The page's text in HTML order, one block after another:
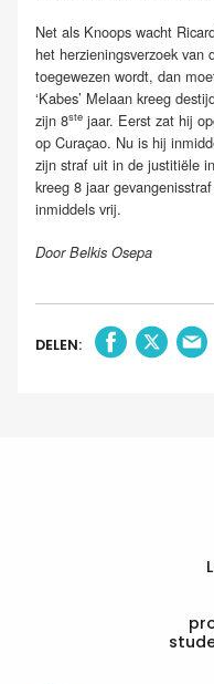
Net als Knoops wacht
het herzieningsverzoek van
toegewezen wordt, dan
‘Kabes’ Melaan kreeg
zijn 8ste jaar. Eerst zat hij
op Curaçao. Nu is hij
zijn straf uit in de justitiële
kreeg 8 jaar
inmiddels vrij.
Door Belkis Osepa
DELEN: